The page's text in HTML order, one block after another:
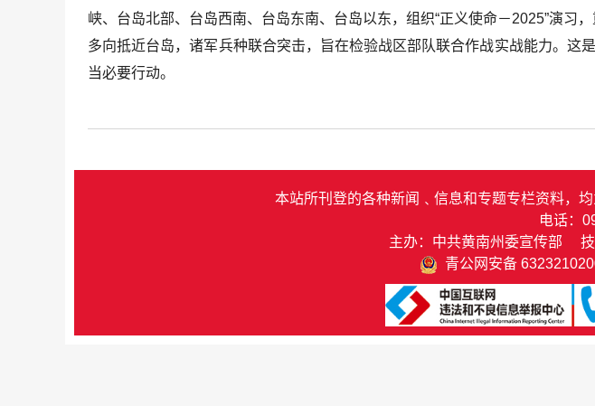
峡、台岛北部、台岛西南、台岛东南、台岛以东，组织“正义使命－2025”演
多向抵近台岛，诸军兵种联合突击，旨在检验战区部队联合作战实战能力。这
当必要行动。
本站所刊登的各种新闻﹑信息和专题专栏资料，
电话：
主办：中共黄南州委宣传部 技
青公网安备